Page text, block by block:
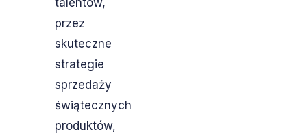
talentów,
przez
skuteczne
strategie
sprzedaży
świątecznych
produktów,